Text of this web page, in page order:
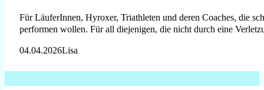
Für LäuferInnen, Hyroxer, Triathleten und deren Coaches, die
performen wollen. Für all diejenigen, die nicht durch eine
04.04.2026Lisa